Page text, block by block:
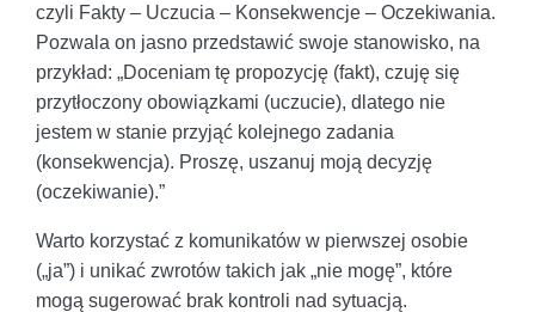
czyli Fakty – Uczucia – Konsekwencje – Oczekiwania.
Pozwala on jasno przedstawić swoje stanowisko, na
przykład: „Doceniam tę propozycję (fakt), czuję się
przytłoczony obowiązkami (uczucie), dlatego nie
jestem w stanie przyjąć kolejnego zadania
(konsekwencja). Proszę, uszanuj moją decyzję
(oczekiwanie).”
Warto korzystać z komunikatów w pierwszej osobie
(„ja”) i unikać zwrotów takich jak „nie mogę”, które
mogą sugerować brak kontroli nad sytuacją.